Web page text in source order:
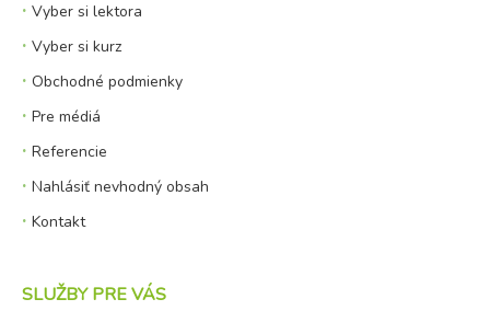
Vyber si lektora
Vyber si kurz
Obchodné podmienky
Pre médiá
Referencie
Nahlásiť nevhodný obsah
Kontakt
SLUŽBY PRE VÁS